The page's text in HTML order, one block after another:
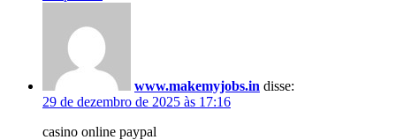
www.makemyjobs.in disse:
29 de dezembro de 2025 às 17:16
casino online paypal